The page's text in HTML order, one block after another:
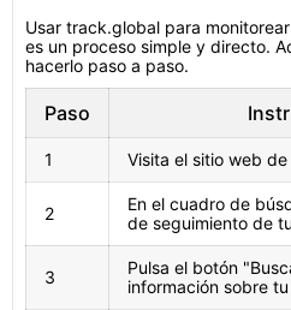
Usar track.global para
es un proceso simple y directo.
hacerlo paso a paso.
Paso
1 Visita el sitio web
2
En el cuadro de
de seguimiento de
3
Pulsa el botón
información sobre